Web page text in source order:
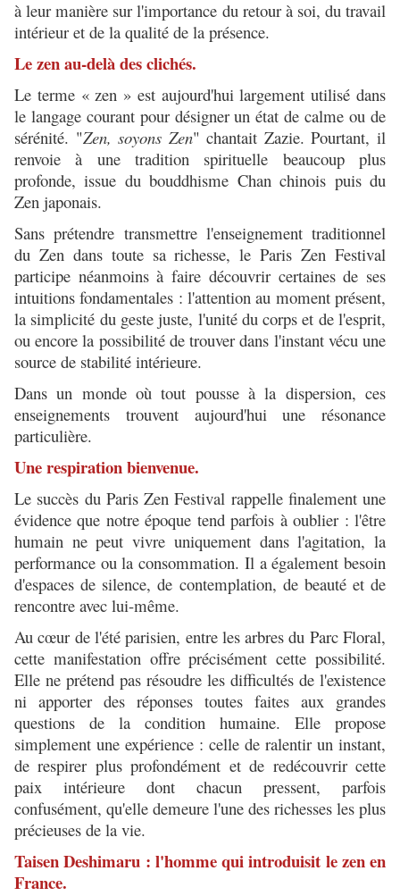
à leur manière sur l'importance du retour à soi, du travail
intérieur et de la qualité de la présence.
Le zen au-delà des clichés.
Le terme « zen » est aujourd'hui largement utilisé dans
le langage courant pour désigner un état de calme ou de
sérénité. "Zen, soyons Zen" chantait Zazie. Pourtant, il
renvoie à une tradition spirituelle beaucoup plus
profonde, issue du bouddhisme Chan chinois puis du
Zen japonais.
Sans prétendre transmettre l'enseignement traditionnel
du Zen dans toute sa richesse, le Paris Zen Festival
participe néanmoins à faire découvrir certaines de ses
intuitions fondamentales : l'attention au moment présent,
la simplicité du geste juste, l'unité du corps et de l'esprit,
ou encore la possibilité de trouver dans l'instant vécu une
source de stabilité intérieure.
Dans un monde où tout pousse à la dispersion, ces
enseignements trouvent aujourd'hui une résonance
particulière.
Une respiration bienvenue.
Le succès du Paris Zen Festival rappelle finalement une
évidence que notre époque tend parfois à oublier : l'être
humain ne peut vivre uniquement dans l'agitation, la
performance ou la consommation. Il a également besoin
d'espaces de silence, de contemplation, de beauté et de
rencontre avec lui-même.
Au cœur de l'été parisien, entre les arbres du Parc Floral,
cette manifestation offre précisément cette possibilité.
Elle ne prétend pas résoudre les difficultés de l'existence
ni apporter des réponses toutes faites aux grandes
questions de la condition humaine. Elle propose
simplement une expérience : celle de ralentir un instant,
de respirer plus profondément et de redécouvrir cette
paix intérieure dont chacun pressent, parfois
confusément, qu'elle demeure l'une des richesses les plus
précieuses de la vie.
Taisen Deshimaru : l'homme qui introduisit le zen en
France.